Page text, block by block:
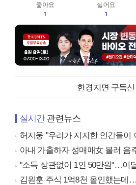
좋아요
1
싫어요
1
한경지면 구독
실시간관련뉴스
허지웅 "우리가 지지한 인간들이 이
아내 가출하자 성매매女 불러 음
"소득 상관없이 1인 50만원"…이
김원훈 주식 1억8천 올인했는데